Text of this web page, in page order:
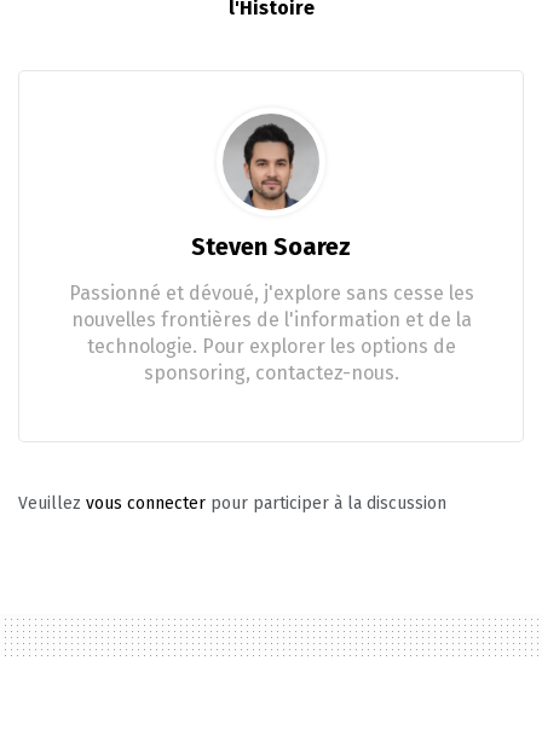
l'Histoire
Steven Soarez
Passionné et dévoué, j'explore sans cesse les
nouvelles frontières de l'information et de la
technologie. Pour explorer les options de
sponsoring, contactez-nous.
Veuillez vous connecter pour participer à la discussion